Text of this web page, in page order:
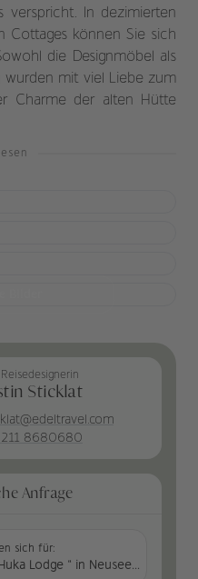
verspricht. In dezimierten
Cottages können Sie sich
die Designmöbel als
wurden mit viel Liebe zum
Charme der alten Hütte
Reisedesignerin
Sticklat
211 8680680
Anfrage
sich für: